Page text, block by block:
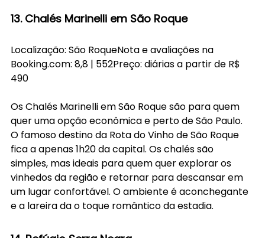
13. Chalés Marinelli em São Roque
Localização: São RoqueNota e avaliações na
Booking.com: 8,8 | 552Preço: diárias a partir de R$
490
Os Chalés Marinelli em São Roque são para quem
quer uma opção econômica e perto de São Paulo.
O famoso destino da Rota do Vinho de São Roque
fica a apenas 1h20 da capital. Os chalés são
simples, mas ideais para quem quer explorar os
vinhedos da região e retornar para descansar em
um lugar confortável. O ambiente é aconchegante
e a lareira da o toque romântico da estadia.